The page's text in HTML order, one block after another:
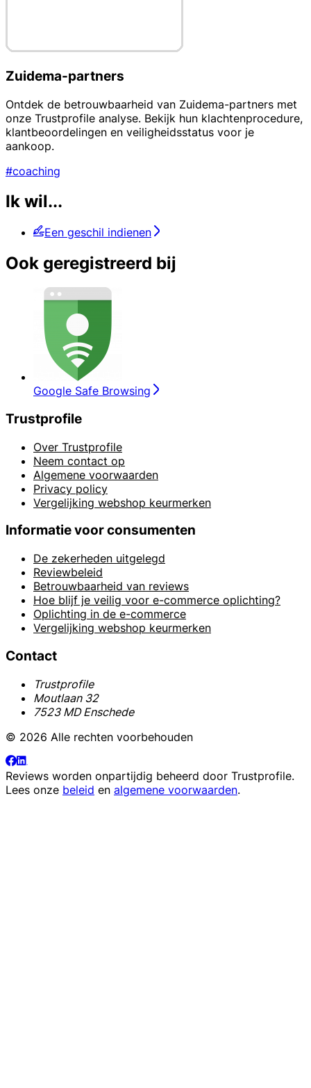
Zuidema-partners
Ontdek de betrouwbaarheid van Zuidema-partners met
onze Trustprofile analyse. Bekijk hun klachtenprocedure,
klantbeoordelingen en veiligheidsstatus voor je
aankoop.
#coaching
Ik wil...
Een geschil indienen
Ook geregistreerd bij
Google Safe Browsing
Trustprofile
Over Trustprofile
Neem contact op
Algemene voorwaarden
Privacy policy
Vergelijking webshop keurmerken
Informatie voor consumenten
De zekerheden uitgelegd
Reviewbeleid
Betrouwbaarheid van reviews
Hoe blijf je veilig voor e-commerce oplichting?
Oplichting in de e-commerce
Vergelijking webshop keurmerken
Contact
Trustprofile
Moutlaan 32
7523 MD Enschede
© 2026 Alle rechten voorbehouden
Reviews worden onpartijdig beheerd door Trustprofile.
Lees onze beleid en algemene voorwaarden.